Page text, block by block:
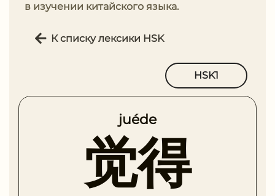
в изучении китайского языка.
К списку лексики HSK
HSK1
juéde
觉得